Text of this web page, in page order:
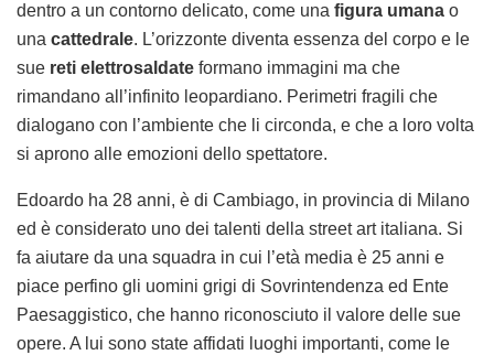
dentro a un contorno delicato, come una figura umana o
una cattedrale. L’orizzonte diventa essenza del corpo e le
sue reti elettrosaldate formano immagini ma che
rimandano all’infinito leopardiano. Perimetri fragili che
dialogano con l’ambiente che li circonda, e che a loro volta
si aprono alle emozioni dello spettatore.
Edoardo ha 28 anni, è di Cambiago, in provincia di Milano
ed è considerato uno dei talenti della street art italiana. Si
fa aiutare da una squadra in cui l’età media è 25 anni e
piace perfino gli uomini grigi di Sovrintendenza ed Ente
Paesaggistico, che hanno riconosciuto il valore delle sue
opere. A lui sono state affidati luoghi importanti, come le